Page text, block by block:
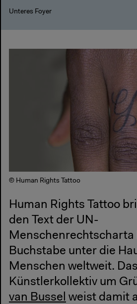
Unteres Foyer
© Human Rights Tattoo
Human Rights Tattoo
den Text der UN-
Menschenrechtscharta
Buchstabe unter die
Menschen weltweit. Das
Künstlerkollektiv um
van Bussel weist damit